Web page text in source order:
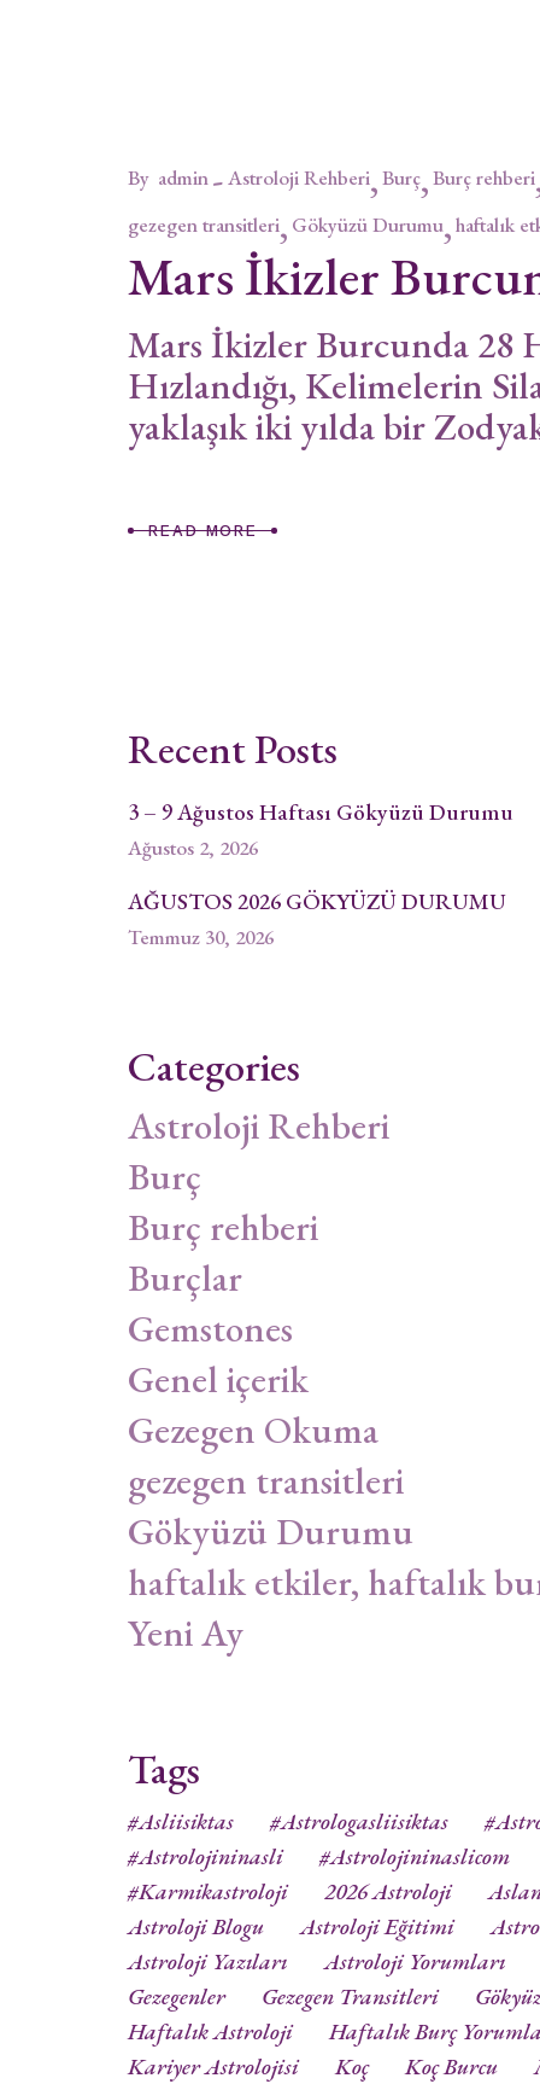
By admin Astroloji Rehberi Burç Burç rehberi
gezegen transitleri Gökyüzü Durumu haftalık
Mars İkizler
Mars İkizler Burcunda 28
Hızlandığı, Kelimelerin
yaklaşık iki yılda bir
READ MORE
Recent Posts
3 – 9 Ağustos Haftası Gökyüzü Durumu
Ağustos 2, 2026
AĞUSTOS 2026 GÖKYÜZÜ DURUMU
Temmuz 30, 2026
Categories
Astroloji Rehberi
Burç
Burç rehberi
Burçlar
Gemstones
Genel içerik
Gezegen Okuma
gezegen transitleri
Gökyüzü Durumu
haftalık etkiler, haftalık
Yeni Ay
Tags
#asliisiktas #astrologasliisiktas
#astrolojininasli
#astrolojininaslicom
#karmikastroloji
2026 Astroloji
Astroloji Blogu
Astroloji Eğitimi
Astroloji Yazıları
Astroloji Yorumları
Gezegenler
Gezegen Transitleri
Haftalık Astroloji
Haftalık Burç
Kariyer Astrolojisi
Koç Koç Burcu